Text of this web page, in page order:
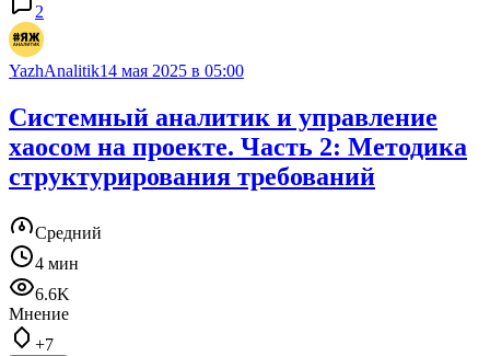
2
YazhAnalitik14 мая 2025 в 05:00
Системный аналитик и управление
хаосом на проекте. Часть 2: Методика
структурирования требований
Средний
4 мин
6.6K
Мнение
+7